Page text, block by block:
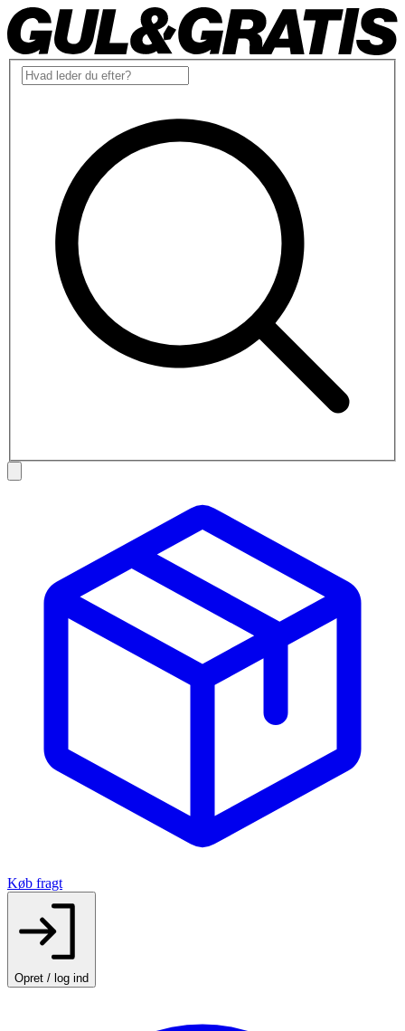
Køb fragt
Opret / log ind